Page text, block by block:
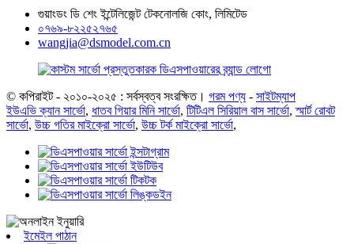
গুয়াংডং ডি শেং ইন্টেলিজেন্ট টেকনোলজি কোং, লিমিটেড
০৭৬৯-৮২২৫২৭৬৫
wangjia@dsmodel.com.cn
© কপিরাইট - ২০১০-২০২৫ : সর্বস্বত্ব সংরক্ষিত। গরম পণ্য - সাইটম্যাপ
ইউএভি ক্যান সার্ভো, ধাতব গিয়ার মিনি সার্ভো, টিটিএল সিরিয়াল বাস সার্ভো,স্মার্ট রোবট
সার্ভো, উচ্চ গতির মাইক্রো সার্ভো, উচ্চ টর্ক মাইক্রো সার্ভো,
ইমেইল পাঠান